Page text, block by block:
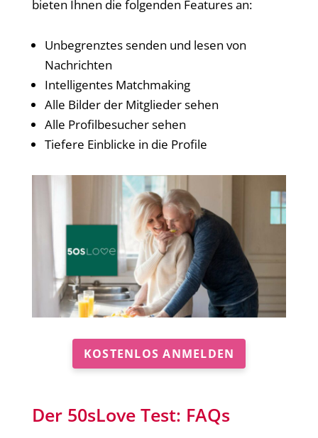
bieten Ihnen die folgenden Features an:
Unbegrenztes senden und lesen von
Nachrichten
Intelligentes Matchmaking
Alle Bilder der Mitglieder sehen
Alle Profilbesucher sehen
Tiefere Einblicke in die Profile
KOSTENLOS ANMELDEN
Der 50sLove Test: FAQs